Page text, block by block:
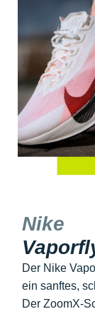
Nike
Der Nike
ein sanftes,
Der ZoomX-